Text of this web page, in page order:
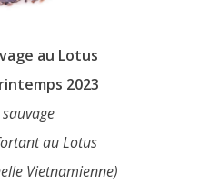
au Lotus
2023
au Lotus
Vietnamienne)